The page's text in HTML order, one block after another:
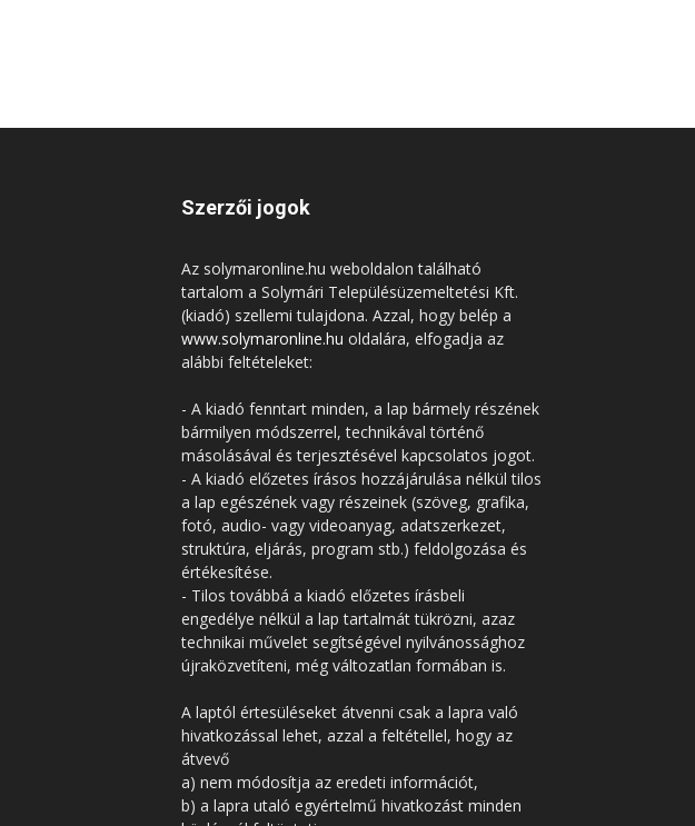
Szerzői jogok
Az solymaronline.hu weboldalon található
tartalom a Solymári Településüzemeltetési Kft.
(kiadó) szellemi tulajdona. Azzal, hogy belép a
www.solymaronline.hu oldalára, elfogadja az
alábbi feltételeket:
- A kiadó fenntart minden, a lap bármely részének
bármilyen módszerrel, technikával történő
másolásával és terjesztésével kapcsolatos jogot.
- A kiadó előzetes írásos hozzájárulása nélkül tilos
a lap egészének vagy részeinek (szöveg, grafika,
fotó, audio- vagy videoanyag, adatszerkezet,
struktúra, eljárás, program stb.) feldolgozása és
értékesítése.
- Tilos továbbá a kiadó előzetes írásbeli
engedélye nélkül a lap tartalmát tükrözni, azaz
technikai művelet segítségével nyilvánossághoz
újraközvetíteni, még változatlan formában is.
A laptól értesüléseket átvenni csak a lapra való
hivatkozással lehet, azzal a feltétellel, hogy az
átvevő
a) nem módosítja az eredeti információt,
b) a lapra utaló egyértelmű hivatkozást minden